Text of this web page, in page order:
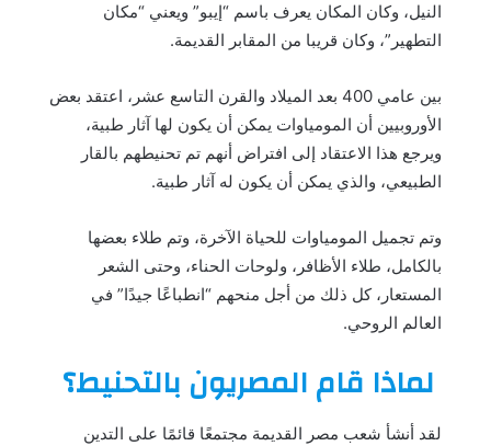
النيل، وكان المكان يعرف باسم “إيبو” ويعني “مكان
التطهير”، وكان قريبا من المقابر القديمة.
بين عامي 400 بعد الميلاد والقرن التاسع عشر، اعتقد بعض
الأوروبيين أن المومياوات يمكن أن يكون لها آثار طبية،
ويرجع هذا الاعتقاد إلى افتراض أنهم تم تحنيطهم بالقار
الطبيعي، والذي يمكن أن يكون له آثار طبية.
وتم تجميل المومياوات للحياة الآخرة، وتم طلاء بعضها
بالكامل، طلاء الأظافر، ولوحات الحناء، وحتى الشعر
المستعار، كل ذلك من أجل منحهم “انطباعًا جيدًا” في
العالم الروحي.
لماذا قام المصريون بالتحنيط؟
لقد أنشأ شعب مصر القديمة مجتمعًا قائمًا على التدين